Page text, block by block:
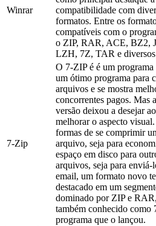
Winrar
compatibilidade com
formatos. Entre os
compatíveis com o
o ZIP, RAR, ACE, BZ2,
LZH, 7Z, TAR e diversos
7-Zip
O 7-ZIP é é um programa
um ótimo programa para
arquivos e se mostra
concorrentes pagos. Mas
versão deixou a desejar
melhorar o aspecto
formas de se comprimir
arquivo, seja para
espaço em disco para
arquivos, seja para enviá-
email, um formato novo
destacado em um
dominado por ZIP e
também conhecido como
programa que o lançou.